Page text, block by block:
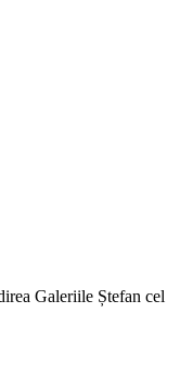
Galeriile Ștefan cel